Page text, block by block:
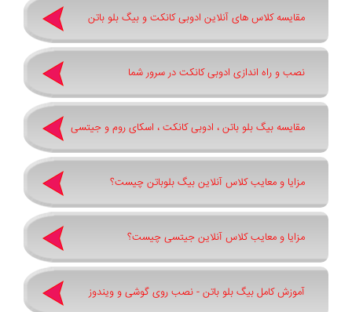
مقایسه کلاس های آنلاین ادوبی کانکت و بیگ بلو باتن
نصب و راه اندازی ادوبی کانکت در سرور شما
مقایسه بیگ بلو باتن ، ادوبی کانکت ، اسکای روم و جیتسی
مزایا و معایب کلاس آنلاین بیگ بلوباتن چیست؟
مزایا و معایب کلاس آنلاین جیتسی چیست؟
آموزش کامل بیگ بلو باتن - نصب روی گوشی و ویندوز